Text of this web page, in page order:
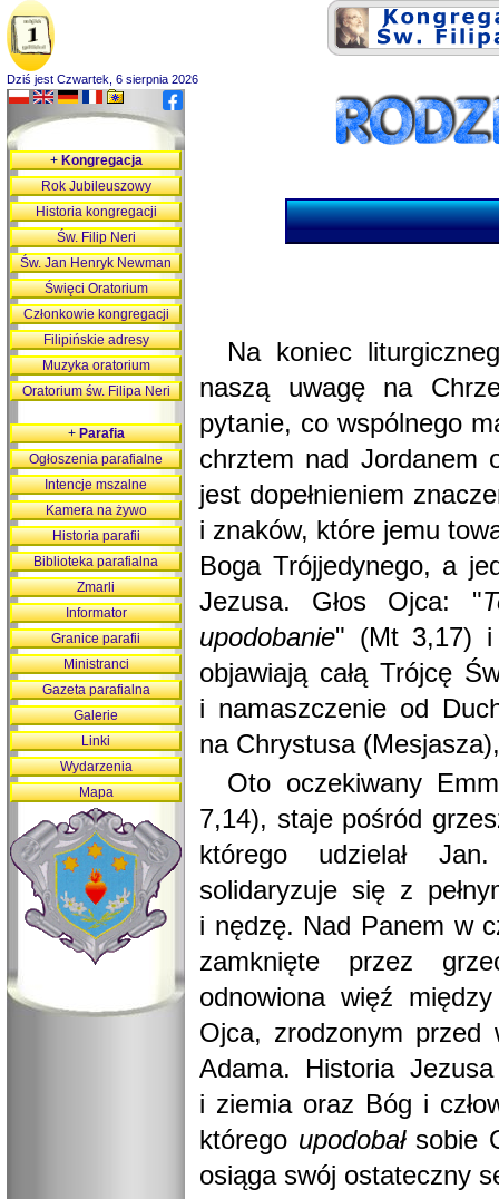
Dziś jest Czwartek, 6 sierpnia 2026
Na koniec
naszą uwagę na
pytanie, co wspólnego
chrztem nad Jordanem
jest dopełnieniem
i znaków, które jemu
Boga Trójjedynego, a
Jezusa. Głos Ojca: "
upodobanie" (Mt 3,17) i
objawiają całą Trójcę
i namaszczenie od
na Chrystusa
Oto oczekiwany
7,14), staje pośród
którego udzielał
solidaryzuje się z
i nędzę. Nad Panem w
zamknięte przez
odnowiona więź
Ojca, zrodzonym przed
Adama. Historia
i ziemia oraz Bóg i
którego upodobałsobie
osiąga swój ostateczny
+Kongregacja
Rok Jubileuszowy
Historia kongregacji
Św. Filip Neri
Św. Jan Henryk Newman
Święci Oratorium
Członkowie kongregacji
Filipińskie adresy
Muzyka oratorium
Oratorium św. Filipa Neri
+Parafia
Ogłoszenia parafialne
Intencje mszalne
Kamera na żywo
Historia parafii
Biblioteka parafialna
Zmarli
Informator
Granice parafii
Ministranci
Gazeta parafialna
Galerie
Linki
Wydarzenia
Mapa